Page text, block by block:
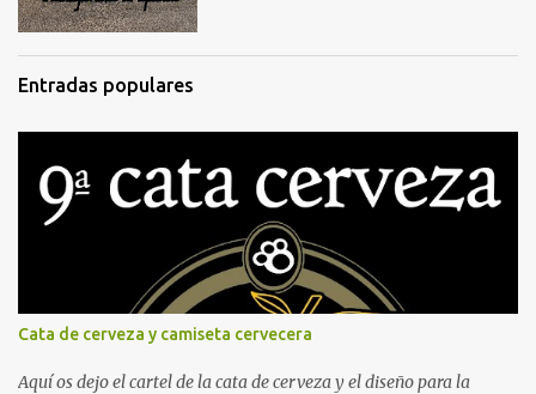
Entradas populares
Cata de cerveza y camiseta cervecera
Aquí os dejo el cartel de la cata de cerveza y el diseño para la